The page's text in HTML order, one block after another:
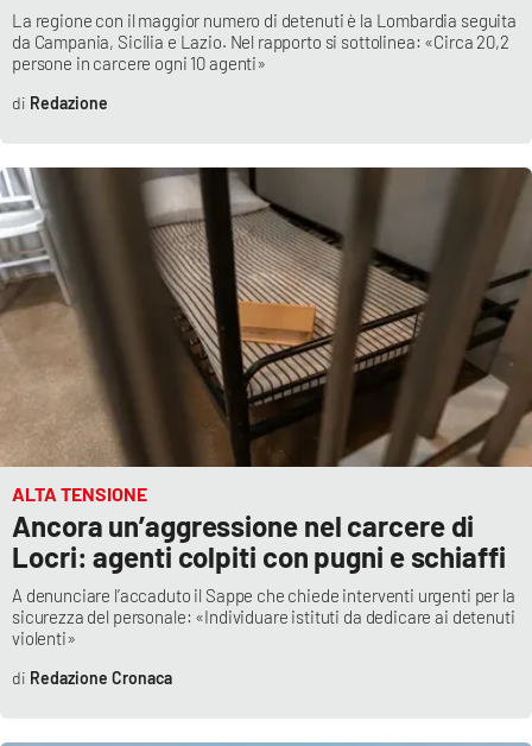
La regione con il maggior numero di detenuti è la Lombardia seguita
da Campania, Sicilia e Lazio. Nel rapporto si sottolinea: «Circa 20,2
persone in carcere ogni 10 agenti»
Redazione
ALTA TENSIONE
Ancora un’aggressione nel carcere di
Locri: agenti colpiti con pugni e schiaffi
A denunciare l’accaduto il Sappe che chiede interventi urgenti per la
sicurezza del personale: «Individuare istituti da dedicare ai detenuti
violenti»
Redazione Cronaca